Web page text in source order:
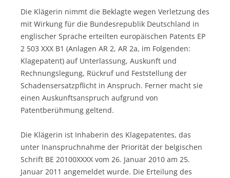
Die Klägerin nimmt die Beklagte wegen Verletzung des
mit Wirkung für die Bundesrepublik Deutschland in
englischer Sprache erteilten europäischen Patents EP
2 503 XXX B1 (Anlagen AR 2, AR 2a, im Folgenden:
Klagepatent) auf Unterlassung, Auskunft und
Rechnungslegung, Rückruf und Feststellung der
Schadensersatzpflicht in Anspruch. Ferner macht sie
einen Auskunftsanspruch aufgrund von
Patentberühmung geltend.
Die Klägerin ist Inhaberin des Klagepatentes, das
unter Inanspruchnahme der Priorität der belgischen
Schrift BE 20100XXXX vom 26. Januar 2010 am 25.
Januar 2011 angemeldet wurde. Die Erteilung des